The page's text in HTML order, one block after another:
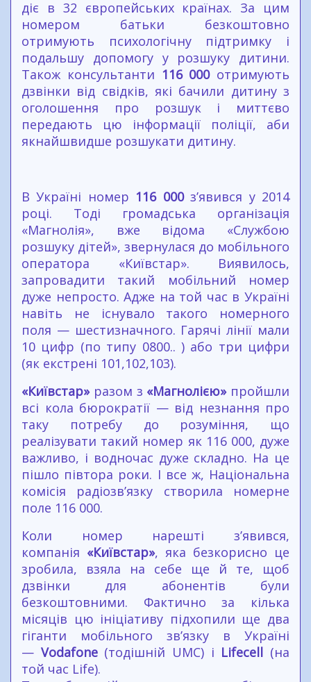
діє в 32 європейських країнах. За цим
номером батьки безкоштовно
отримують психологічну підтримку і
подальшу допомогу у розшуку дитини.
Також консультанти 116 000отримують
дзвінки від свідків, які бачили дитину з
оголошення про розшук і миттєво
передають цю інформації поліції, аби
якнайшвидше розшукати дитину.
В Україні номер 116 000з’явився у 2014
році. Тоді громадська організація
«Магнолія», вже відома «Службою
розшуку дітей», звернулася до мобільного
оператора «Київстар». Виявилось,
запровадити такий мобільний номер
дуже непросто. Адже на той час в Україні
навіть не існувало такого номерного
поля — шестизначного. Гарячі лінії мали
10 цифр (по типу 0800.. ) або три цифри
(як екстрені 101,102,103).
«Київстар»разом з «Магнолією»пройшли
всі кола бюрократії — від незнання про
таку потребу до розуміння, що
реалізувати такий номер як 116 000, дуже
важливо, і водночас дуже складно. На це
пішло півтора роки. І все ж, Національна
комісія радіозв’язку створила номерне
поле 116 000.
Коли номер нарешті з’явився,
компанія «Київстар», яка безкорисно це
зробила, взяла на себе ще й те, щоб
дзвінки для абонентів були
безкоштовними. Фактично за кілька
місяців цю ініціативу підхопили ще два
гіганти мобільного зв’язку в Україні
— Vodafone(тодішній UMC) і Lifecell (на
той час Life).